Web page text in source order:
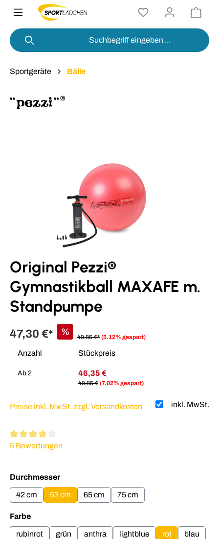
springen
Sportgeräte Bälle
Original Pezzi®
Gymnastikball MAXAFE m.
Standpumpe
47,30 €* %
49,85 €* (5.12% gespart)
Anzahl Stückpreis
Ab 2 46,35 €
49,85 € (7.02% gespart)
inkl. MwSt.
Preise inkl. MwSt. zzgl. Versandkosten
Durchschnittliche Bewertung von 4.07 von 5 Sternen
5 Bewertungen
Durchmesserauswählen
42 cm 53 cm 65 cm 75 cm
Farbeauswählen
rubinrot grün anthra lightblue rot
blau